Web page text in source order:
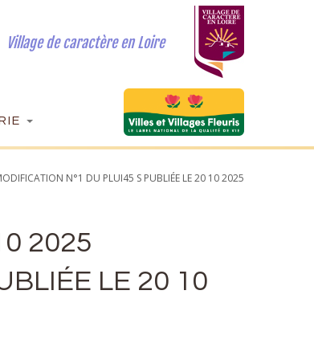
Village de caractère en Loire
N°1 DU PLUI45 S PUBLIÉE LE 20 10 2025
2025
LE 20 10